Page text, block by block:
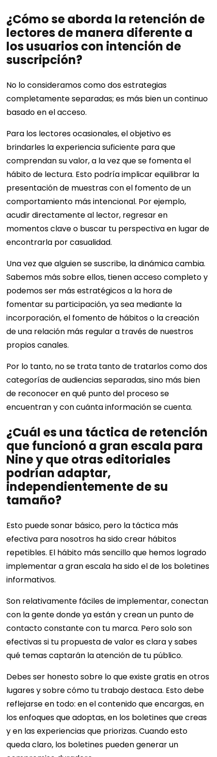
¿Cómo se aborda la retención de
lectores de manera diferente a
los usuarios con intención de
suscripción?
No lo consideramos como dos estrategias
completamente separadas; es más bien un continuo
basado en el acceso.
Para los lectores ocasionales, el objetivo es
brindarles la experiencia suficiente para que
comprendan su valor, a la vez que se fomenta el
hábito de lectura. Esto podría implicar equilibrar la
presentación de muestras con el fomento de un
comportamiento más intencional. Por ejemplo,
acudir directamente al lector, regresar en
momentos clave o buscar tu perspectiva en lugar de
encontrarla por casualidad.
Una vez que alguien se suscribe, la dinámica cambia.
Sabemos más sobre ellos, tienen acceso completo y
podemos ser más estratégicos a la hora de
fomentar su participación, ya sea mediante la
incorporación, el fomento de hábitos o la creación
de una relación más regular a través de nuestros
propios canales.
Por lo tanto, no se trata tanto de tratarlos como dos
categorías de audiencias separadas, sino más bien
de reconocer en qué punto del proceso se
encuentran y con cuánta información se cuenta.
¿Cuál es una táctica de retención
que funcionó a gran escala para
Nine y que otras editoriales
podrían adaptar,
independientemente de su
tamaño?
Esto puede sonar básico, pero la táctica más
efectiva para nosotros ha sido crear hábitos
repetibles. El hábito más sencillo que hemos logrado
implementar a gran escala ha sido el de los boletines
informativos.
Son relativamente fáciles de implementar, conectan
con la gente donde ya están y crean un punto de
contacto constante con tu marca. Pero solo son
efectivas si tu propuesta de valor es clara y sabes
qué temas captarán la atención de tu público.
Debes ser honesto sobre lo que existe gratis en otros
lugares y sobre cómo tu trabajo destaca. Esto debe
reflejarse en todo: en el contenido que encargas, en
los enfoques que adoptas, en los boletines que creas
y en las experiencias que priorizas. Cuando esto
queda claro, los boletines pueden generar un